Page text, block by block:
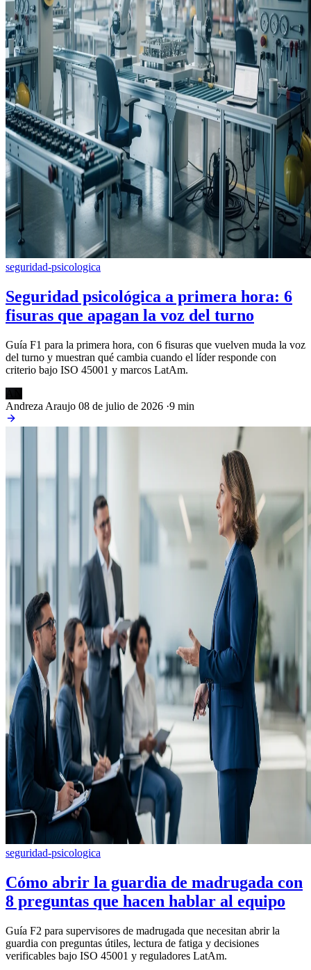
seguridad-psicologica
Seguridad psicológica a primera hora: 6
fisuras que apagan la voz del turno
Guía F1 para la primera hora, con 6 fisuras que vuelven muda la voz
del turno y muestran qué cambia cuando el líder responde con
criterio bajo ISO 45001 y marcos LatAm.
Andreza Araujo 08 de julio de 2026 ·9 min
seguridad-psicologica
Cómo abrir la guardia de madrugada con
8 preguntas que hacen hablar al equipo
Guía F2 para supervisores de madrugada que necesitan abrir la
guardia con preguntas útiles, lectura de fatiga y decisiones
verificables bajo ISO 45001 y reguladores LatAm.